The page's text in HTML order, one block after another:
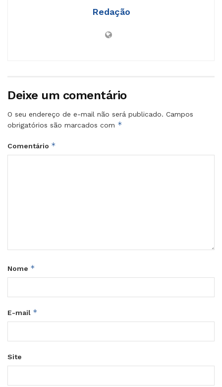
Redação
Deixe um comentário
O seu endereço de e-mail não será publicado. Campos
obrigatórios são marcados com *
Comentário *
Nome *
E-mail *
Site